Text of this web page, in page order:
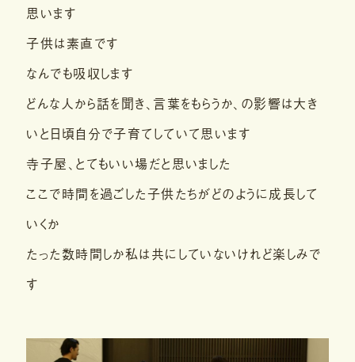
思います
子供は素直です
なんでも吸収します
どんな人から話を聞き、言葉をもらうか、の影響は大き
いと日頃自分で子育てしていて思います
寺子屋、とてもいい場だと思いました
ここで時間を過ごした子供たちがどのように成長して
いくか
たった数時間しか私は共にしていないけれど楽しみで
す